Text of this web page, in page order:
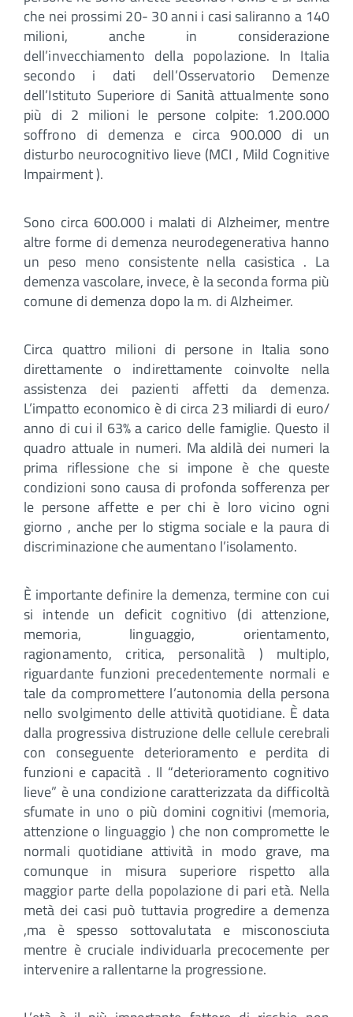
che nei prossimi 20- 30 anni i casi saliranno a 140
milioni, anche in considerazione
dell’invecchiamento della popolazione. In Italia
secondo i dati dell’Osservatorio Demenze
dell’Istituto Superiore di Sanità attualmente sono
più di 2 milioni le persone colpite: 1.200.000
soffrono di demenza e circa 900.000 di un
disturbo neurocognitivo lieve (MCI , Mild Cognitive
Impairment ).
Sono circa 600.000 i malati di Alzheimer, mentre
altre forme di demenza neurodegenerativa hanno
un peso meno consistente nella casistica . La
demenza vascolare, invece, è la seconda forma più
comune di demenza dopo la m. di Alzheimer.
Circa quattro milioni di persone in Italia sono
direttamente o indirettamente coinvolte nella
assistenza dei pazienti affetti da demenza.
L’impatto economico è di circa 23 miliardi di euro/
anno di cui il 63% a carico delle famiglie. Questo il
quadro attuale in numeri. Ma aldilà dei numeri la
prima riflessione che si impone è che queste
condizioni sono causa di profonda sofferenza per
le persone affette e per chi è loro vicino ogni
giorno , anche per lo stigma sociale e la paura di
discriminazione che aumentano l’isolamento.
È importante definire la demenza, termine con cui
si intende un deficit cognitivo (di attenzione,
memoria, linguaggio, orientamento,
ragionamento, critica, personalità ) multiplo,
riguardante funzioni precedentemente normali e
tale da compromettere l’autonomia della persona
nello svolgimento delle attività quotidiane. È data
dalla progressiva distruzione delle cellule cerebrali
con conseguente deterioramento e perdita di
funzioni e capacità . Il “deterioramento cognitivo
lieve” è una condizione caratterizzata da difficoltà
sfumate in uno o più domini cognitivi (memoria,
attenzione o linguaggio ) che non compromette le
normali quotidiane attività in modo grave, ma
comunque in misura superiore rispetto alla
maggior parte della popolazione di pari età. Nella
metà dei casi può tuttavia progredire a demenza
,ma è spesso sottovalutata e misconosciuta
mentre è cruciale individuarla precocemente per
intervenire a rallentarne la progressione.